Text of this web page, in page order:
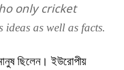
only cricket
as well as facts.
ছিলেন। ইউরোপীয়